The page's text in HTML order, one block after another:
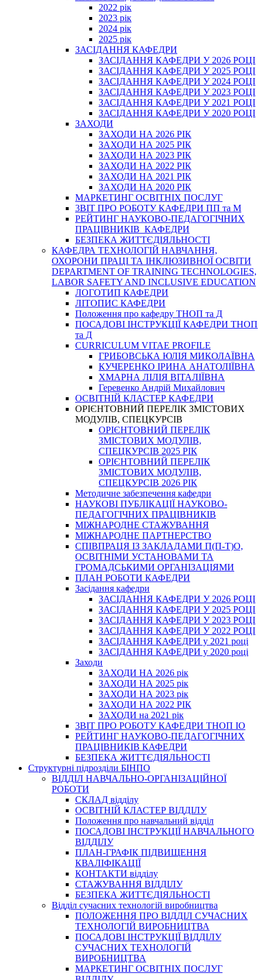
2022 рік
2023 рік
2024 рік
2025 рік
ЗАСІДАННЯ КАФЕДРИ
ЗАСІДАННЯ КАФЕДРИ У 2026 РОЦІ
ЗАСІДАННЯ КАФЕДРИ У 2025 РОЦІ
ЗАСІДАННЯ КАФЕДРИ У 2024 РОЦІ
ЗАСІДАННЯ КАФЕДРИ У 2023 РОЦІ
ЗАСІДАННЯ КАФЕДРИ У 2021 РОЦІ
ЗАСІДАННЯ КАФЕДРИ У 2020 РОЦІ
ЗАХОДИ
ЗАХОДИ НА 2026 РІК
ЗАХОДИ НА 2025 РІК
ЗАХОДИ НА 2023 РІК
ЗАХОДИ НА 2022 РІК
ЗАХОДИ НА 2021 РІК
ЗАХОДИ НА 2020 РІК
МАРКЕТИНГ ОСВІТНІХ ПОСЛУГ
3BIT ПРО РОБОТУ КАФЕДРИ ПП та М
РЕЙТИНГ НАУКОВО-ПЕДАГОГІЧНИХ
ПРАЦІВНИКІВ КАФЕДРИ
БЕЗПЕКА ЖИТТЄДІЯЛЬНОСТІ
КАФЕДРА ТЕХНОЛОГІЙ НАВЧАННЯ,
ОХОРОНИ ПРАЦІ ТА ІНКЛЮЗИВНОЇ ОСВІТИ
DEPARTMENT OF TRAINING TECHNOLOGIES,
LABOR SAFETY AND INCLUSIVE EDUCATION
ЛОГОТИП КАФЕДРИ
ЛІТОПИС КАФЕДРИ
Положення про кафедру ТНОП та Д
ПОСАДОВІ ІНСТРУКЦІЇ КАФЕДРИ ТНОП
та Д
CURRICULUM VITAE PROFILE
ГРИБОВСЬКА ЮЛІЯ МИКОЛАЇВНА
КУЧЕРЕНКО ІРИНА АНАТОЛІЇВНА
ХМАРНА ЛІЛІЯ ВІТАЛІЇВНА
Геревенко Андрій Михайлович
ОСВІТНІЙ КЛАСТЕР КАФЕДРИ
ОРІЄНТОВНИЙ ПЕРЕЛІК ЗМІСТОВИХ
МОДУЛІВ, СПЕЦКУРСІВ
ОРІЄНТОВНИЙ ПЕРЕЛІК
ЗМІСТОВИХ МОДУЛІВ,
СПЕЦКУРСІВ 2025 РІК
ОРІЄНТОВНИЙ ПЕРЕЛІК
ЗМІСТОВИХ МОДУЛІВ,
СПЕЦКУРСІВ 2026 РІК
Методичне забезпечення кафедри
НАУКОВІ ПУБЛІКАЦІЇ НАУКОВО-
ПЕДАГОГІЧНИХ ПРАЦІВНИКІВ
МІЖНАРОДНЕ СТАЖУВАННЯ
МІЖНАРОДНЕ ПАРТНЕРСТВО
СПІВПРАЦЯ ІЗ ЗАКЛАДАМИ П(П-Т)О,
ОСВІТНІМИ УСТАНОВАМИ ТА
ГРОМАДСЬКИМИ ОРГАНІЗАЦІЯМИ
ПЛАН РОБОТИ КАФЕДРИ
Засідання кафедри
ЗАСІДАННЯ КАФЕДРИ У 2026 РОЦІ
ЗАСІДАННЯ КАФЕДРИ У 2025 РОЦІ
ЗАСІДАННЯ КАФЕДРИ У 2023 РОЦІ
ЗАСІДАННЯ КАФЕДРИ У 2022 РОЦІ
ЗАСІДАННЯ КАФЕДРИ у 2021 році
ЗАСІДАННЯ КАФЕДРИ у 2020 році
Заходи
ЗАХОДИ НА 2026 рік
ЗАХОДИ НА 2025 рік
ЗАХОДИ НА 2023 рік
ЗАХОДИ НА 2022 РІК
ЗАХОДИ на 2021 рік
3BIT ПРО РОБОТУ КАФЕДРИ ТНОП ІО
РЕЙТИНГ НАУКОВО-ПЕДАГОГІЧНИХ
ПРАЦІВНИКІВ КАФЕДРИ
БЕЗПЕКА ЖИТТЄДІЯЛЬНОСТІ
Структурні підрозділи БІНПО
ВІДДІЛ НАВЧАЛЬНО-ОРГАНІЗАЦІЙНОЇ
РОБОТИ
СКЛАД відділу
ОСВІТНІЙ КЛАСТЕР ВІДДІЛУ
Положення про навчальний вiддiл
ПОСАДОВІ ІНСТРУКЦІЇ НАВЧАЛЬНОГО
ВІДДІЛУ
ПЛАН-ГРАФІК ПІДВИЩЕННЯ
КВАЛІФІКАЦІЇ
КОНТАКТИ відділу
СТАЖУВАННЯ ВІДДІЛУ
БЕЗПЕКА ЖИТТЄДІЯЛЬНОСТІ
Відділ сучасних технологій виробництва
ПОЛОЖЕННЯ ПРО ВІДДІЛ СУЧАСНИХ
ТЕХНОЛОГІЙ ВИРОБНИЦТВА
ПОСАДОВІ ІНСТРУКЦІЇ ВІДДІЛУ
СУЧАСНИХ ТЕХНОЛОГІЙ
ВИРОБНИЦТВА
МАРКЕТИНГ ОСВІТНІХ ПОСЛУГ